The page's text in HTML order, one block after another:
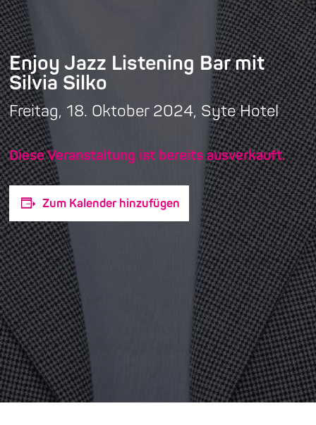
Enjoy Jazz Listening Bar mit
Silvia Silko
Freitag, 18. Oktober 2024, Syte Hotel
Diese Veranstaltung ist bereits ausverkauft.
Zum Kalender hinzufügen